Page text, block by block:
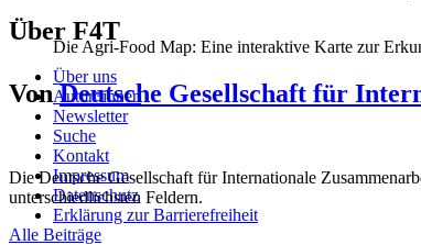
Über F4T
Über uns
Autor*innen
Newsletter
Suche
Kontakt
Impressum
Datenschutz
Erklärung zur Barrierefreiheit
Die Agri-Food Map: Eine interaktive Karte zur
VonDeutsche Gesellschaft für
Die Deutsche Gesellschaft für Internationale
unterschiedlichsten Feldern.
Alle Beiträge